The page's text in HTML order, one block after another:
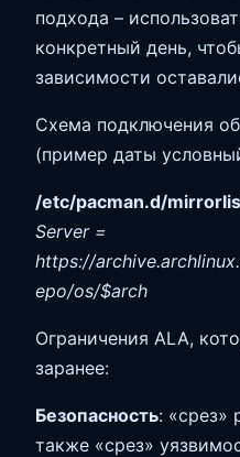
подхода –
конкретный день,
зависимости
Схема подключения
(пример даты
/etc/pacman.d/
Server =
https://
epo/os/$arch
Ограничения ALA,
заранее:
Безопасность: «срез»
также «срез»